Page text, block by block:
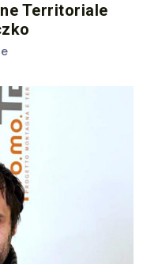
Territoriale